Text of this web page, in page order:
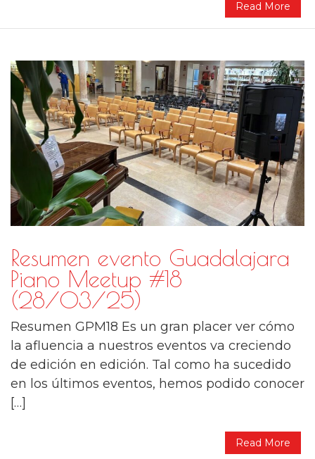
Read More
Resumen evento Guadalajara
Piano Meetup #18
(28/03/25)
Resumen GPM18 Es un gran placer ver cómo
la afluencia a nuestros eventos va creciendo
de edición en edición. Tal como ha sucedido
en los últimos eventos, hemos podido conocer
[…]
Read More